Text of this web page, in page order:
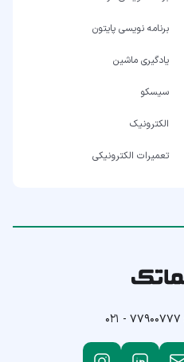
برنامه نویسی پایتون
یادگیری ماشین
سیسکو
الکترونیک
تعمیرات الکترونیکی
۰۲۱ - ۷۷۹۰۰۷۷۷